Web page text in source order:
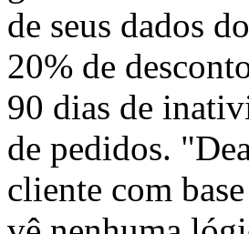
de seus dados
20% de
90 dias de
de pedidos.
cliente com